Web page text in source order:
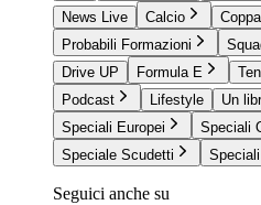
News Live
Calcio
Probabili Formazioni
Drive UP
Formula E
Podcast
Lifestyle
Un
Speciali Europei
Speciali
Speciale Scudetti
Seguici anche su